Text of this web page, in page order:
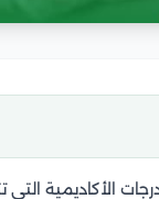
الأكاديمية